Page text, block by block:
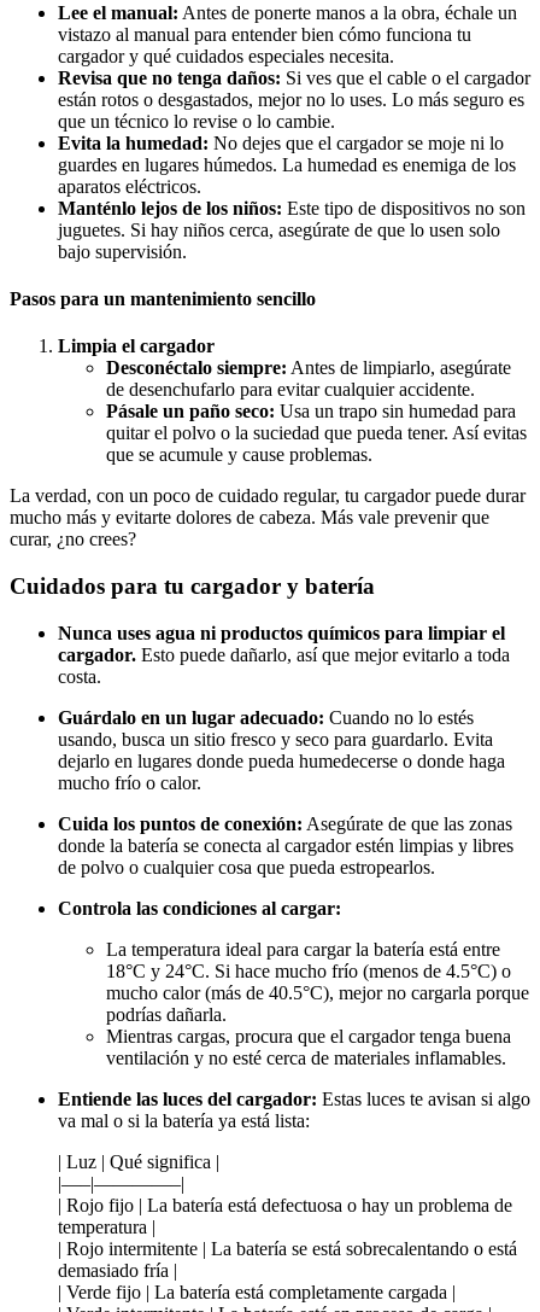
Lee el manual: Antes de ponerte manos a la obra, échale un
vistazo al manual para entender bien cómo funciona tu
cargador y qué cuidados especiales necesita.
Revisa que no tenga daños: Si ves que el cable o el cargador
están rotos o desgastados, mejor no lo uses. Lo más seguro es
que un técnico lo revise o lo cambie.
Evita la humedad: No dejes que el cargador se moje ni lo
guardes en lugares húmedos. La humedad es enemiga de los
aparatos eléctricos.
Manténlo lejos de los niños: Este tipo de dispositivos no son
juguetes. Si hay niños cerca, asegúrate de que lo usen solo
bajo supervisión.
Pasos para un mantenimiento sencillo
Limpia el cargador
Desconéctalo siempre: Antes de limpiarlo, asegúrate
de desenchufarlo para evitar cualquier accidente.
Pásale un paño seco: Usa un trapo sin humedad para
quitar el polvo o la suciedad que pueda tener. Así evitas
que se acumule y cause problemas.
La verdad, con un poco de cuidado regular, tu cargador puede durar
mucho más y evitarte dolores de cabeza. Más vale prevenir que
curar, ¿no crees?
Cuidados para tu cargador y batería
Nunca uses agua ni productos químicos para limpiar el
cargador. Esto puede dañarlo, así que mejor evitarlo a toda
costa.
Guárdalo en un lugar adecuado: Cuando no lo estés
usando, busca un sitio fresco y seco para guardarlo. Evita
dejarlo en lugares donde pueda humedecerse o donde haga
mucho frío o calor.
Cuida los puntos de conexión: Asegúrate de que las zonas
donde la batería se conecta al cargador estén limpias y libres
de polvo o cualquier cosa que pueda estropearlos.
Controla las condiciones al cargar:
La temperatura ideal para cargar la batería está entre
18°C y 24°C. Si hace mucho frío (menos de 4.5°C) o
mucho calor (más de 40.5°C), mejor no cargarla porque
podrías dañarla.
Mientras cargas, procura que el cargador tenga buena
ventilación y no esté cerca de materiales inflamables.
Entiende las luces del cargador: Estas luces te avisan si algo
va mal o si la batería ya está lista:
| Luz | Qué significa |
|—–|————–|
| Rojo fijo | La batería está defectuosa o hay un problema de
temperatura |
| Rojo intermitente | La batería se está sobrecalentando o está
demasiado fría |
| Verde fijo | La batería está completamente cargada |